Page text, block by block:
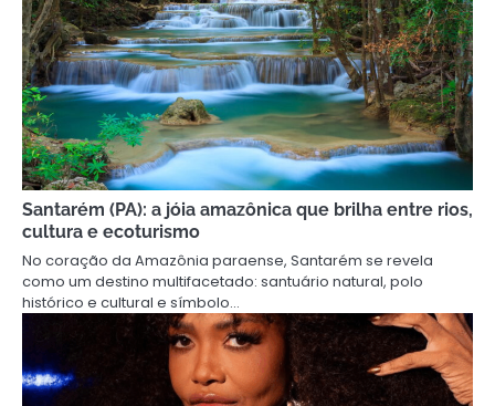
Santarém (PA): a jóia amazônica que brilha entre rios,
cultura e ecoturismo
No coração da Amazônia paraense, Santarém se revela
como um destino multifacetado: santuário natural, polo
histórico e cultural e símbolo…